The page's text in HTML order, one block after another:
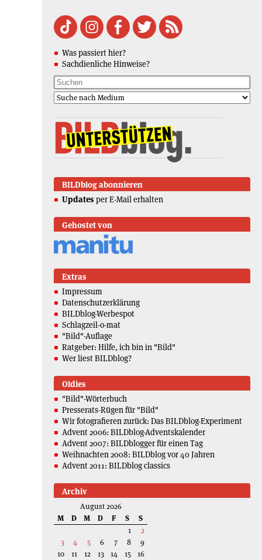
Was passiert hier?
Sachdienliche Hinweise?
BILDblog abonnieren
Updates per E-Mail erhalten
Gehostet von
Extras
Impressum
Datenschutzerklärung
BILDblog-Werbespot
Schlagzeil-o-mat
"Bild"-Auflage
Ratgeber: Hilfe, ich bin in "Bild"
Wer liest BILDblog?
Oldies
"Bild"-Wörterbuch
Presserats-Rügen für "Bild"
Wir fotografieren zurück: Das BILDblog-Experiment
Advent 2006: BILDblog-Adventskalender
Advent 2007: BILDblogger für einen Tag
Weihnachten 2008: BILDblog vor 40 Jahren
Advent 2011: BILDblog classics
Archiv
August 2026
M
D M D F S
S
1
2
3
4 5 6 7 8
9
10
11 12 13 14 15 16